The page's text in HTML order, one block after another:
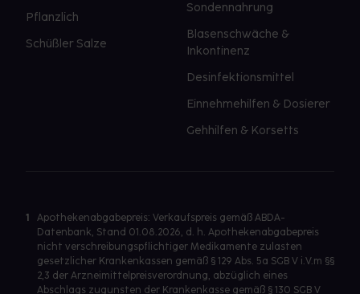
Pflanzlich
Schüßler Salze
Sondennahrung
Blasenschwäche &
Inkontinenz
Desinfektionsmittel
Einnehmehilfen & Dosierer
Gehhilfen & Korsetts
1
Apothekenabgabepreis: Verkaufspreis gemäß ABDA-
Datenbank, Stand 01.08.2026, d. h. Apothekenabgabepreis
nicht verschreibungspflichtiger Medikamente zulasten
gesetzlicher Krankenkassen gemäß § 129 Abs. 5a SGB V i.V.m §§
2,3 der Arzneimittelpreisverordnung, abzüglich eines
Abschlags zugunsten der Krankenkasse gemäß § 130 SGB V